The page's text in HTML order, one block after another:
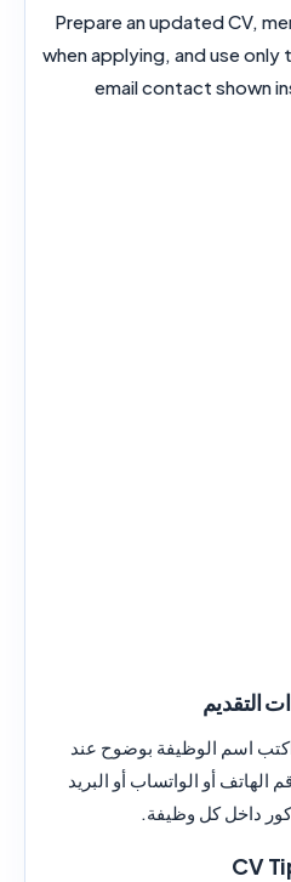
Prepare an updated CV,
when applying, and use
email contact shown
التقديم
اسم الوظيفة بوضوح عند
أو الواتساب أو البريد
داخل كل وظيفة.
CV